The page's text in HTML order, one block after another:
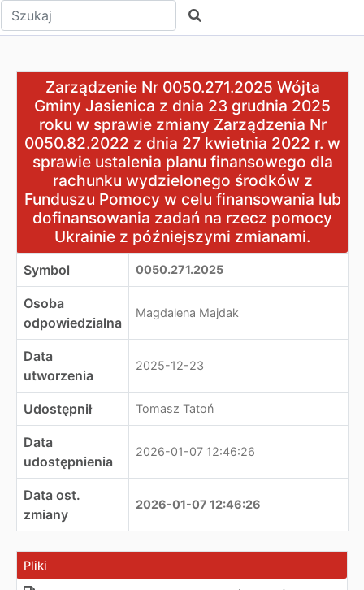
Wpisz tekst do wyszukania Szukaj
Zarządzenie Nr 0050.271.2025 Wójta Gminy
Zarządzenie Nr 0050.271.2025 Wójta
Gminy Jasienica z dnia 23 grudnia 2025
roku w sprawie zmiany Zarządzenia Nr
0050.82.2022 z dnia 27 kwietnia 2022 r. w
sprawie ustalenia planu finansowego dla
rachunku wydzielonego środków z
Funduszu Pomocy w celu finansowania lub
dofinansowania zadań na rzecz pomocy
Ukrainie z późniejszymi zmianami.
Symbol 0050.271.2025
Osoba
odpowiedzialna
Magdalena Majdak
Data
utworzenia
2025-12-23
Udostępnił Tomasz Tatoń
Data
udostępnienia
2026-01-07 12:46:26
Data ost.
zmiany
2026-01-07 12:46:26
Pliki